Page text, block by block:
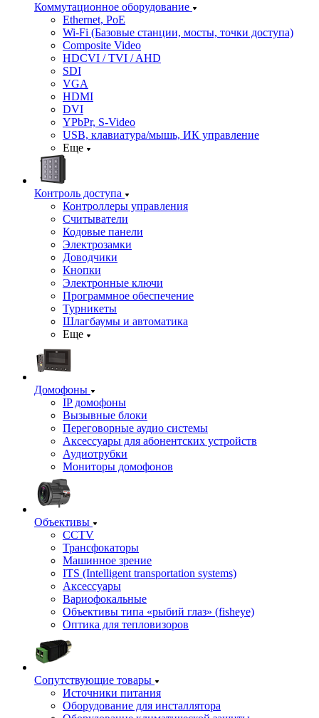
Коммутационное оборудование
Ethernet, PoE
Wi-Fi (Базовые станции, мосты, точки доступа)
Composite Video
HDCVI / TVI / AHD
SDI
VGA
HDMI
DVI
YPbPr, S-Video
USB, клавиатура/мышь, ИК управление
Еще
Контроль доступа
Контроллеры управления
Считыватели
Кодовые панели
Электрозамки
Доводчики
Кнопки
Электронные ключи
Программное обеспечение
Турникеты
Шлагбаумы и автоматика
Еще
Домофоны
IP домофоны
Вызывные блоки
Переговорные аудио системы
Аксессуары для абонентских устройств
Аудиотрубки
Мониторы домофонов
Объективы
CCTV
Трансфокаторы
Машинное зрение
ITS (Intelligent transportation systems)
Аксессуары
Вариофокальные
Объективы типа «рыбий глаз» (fisheye)
Оптика для тепловизоров
Сопутствующие товары
Источники питания
Оборудование для инсталлятора